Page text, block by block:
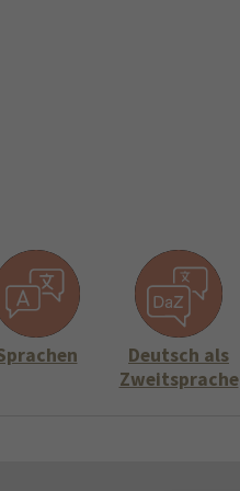
Deutsch als
Zweitsprache